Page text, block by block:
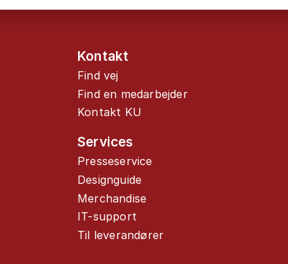
Kontakt
Find vej
Find en medarbejder
Kontakt KU
Services
Presseservice
Designguide
Merchandise
IT-support
Til leverandører